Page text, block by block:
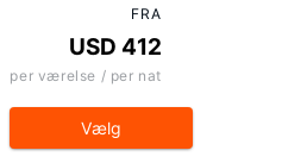
FRA
USD 412
per værelse / per nat
Vælg